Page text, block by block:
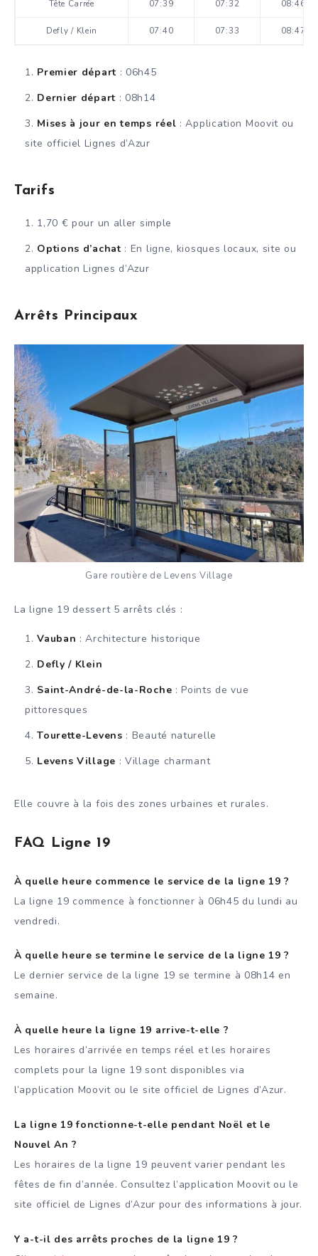
Tête Carrée 07:39 07:32 08:46
Defly / Klein 07:40 07:33 08:47
Premier départ : 06h45
Dernier départ : 08h14
Mises à jour en temps réel : Application Moovit ou
site officiel Lignes d’Azur
Tarifs
1,70 € pour un aller simple
Options d’achat : En ligne, kiosques locaux, site ou
application Lignes d’Azur
Arrêts Principaux
Gare routière de Levens Village
La ligne 19 dessert 5 arrêts clés :
Vauban : Architecture historique
Defly / Klein
Saint-André-de-la-Roche : Points de vue
pittoresques
Tourette-Levens : Beauté naturelle
Levens Village : Village charmant
Elle couvre à la fois des zones urbaines et rurales.
FAQ Ligne 19
À quelle heure commence le service de la ligne 19 ?
La ligne 19 commence à fonctionner à 06h45 du lundi au
vendredi.
À quelle heure se termine le service de la ligne 19 ?
Le dernier service de la ligne 19 se termine à 08h14 en
semaine.
À quelle heure la ligne 19 arrive-t-elle ?
Les horaires d’arrivée en temps réel et les horaires
complets pour la ligne 19 sont disponibles via
l’application Moovit ou le site officiel de Lignes d’Azur.
La ligne 19 fonctionne-t-elle pendant Noël et le
Nouvel An ?
Les horaires de la ligne 19 peuvent varier pendant les
fêtes de fin d’année. Consultez l’application Moovit ou le
site officiel de Lignes d’Azur pour des informations à jour.
Y a-t-il des arrêts proches de la ligne 19 ?